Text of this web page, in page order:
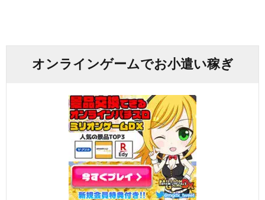
オンラインゲームでお小遣い稼ぎ